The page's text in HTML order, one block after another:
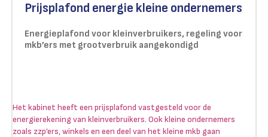
Prijsplafond energie kleine ondernemers
Energieplafond voor kleinverbruikers, regeling voor
mkb’ers met grootverbruik aangekondigd
Het kabinet heeft een prijsplafond vastgesteld voor de
energierekening van kleinverbruikers. Ook kleine ondernemers
zoals zzp’ers, winkels en een deel van het kleine mkb gaan